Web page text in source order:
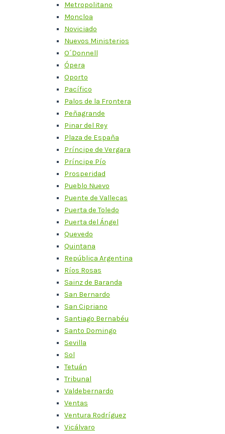
Metropolitano
Moncloa
Noviciado
Nuevos Ministerios
O´Donnell
Ópera
Oporto
Pacífico
Palos de la Frontera
Peñagrande
Pinar del Rey
Plaza de España
Príncipe de Vergara
Príncipe Pío
Prosperidad
Pueblo Nuevo
Puente de Vallecas
Puerta de Toledo
Puerta del Ángel
Quevedo
Quintana
República Argentina
Ríos Rosas
Sainz de Baranda
San Bernardo
San Cipriano
Santiago Bernabéu
Santo Domingo
Sevilla
Sol
Tetuán
Tribunal
Valdebernardo
Ventas
Ventura Rodríguez
Vicálvaro